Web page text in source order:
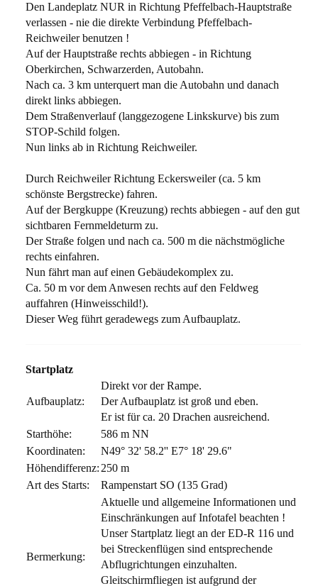
Den Landeplatz NUR in Richtung Pfeffelbach-Hauptstraße
verlassen - nie die direkte Verbindung Pfeffelbach-
Reichweiler benutzen !
Auf der Hauptstraße rechts abbiegen - in Richtung
Oberkirchen, Schwarzerden, Autobahn.
Nach ca. 3 km unterquert man die Autobahn und danach
direkt links abbiegen.
Dem Straßenverlauf (langgezogene Linkskurve) bis zum
STOP-Schild folgen.
Nun links ab in Richtung Reichweiler.
Durch Reichweiler Richtung Eckersweiler (ca. 5 km
schönste Bergstrecke) fahren.
Auf der Bergkuppe (Kreuzung) rechts abbiegen - auf den gut
sichtbaren Fernmeldeturm zu.
Der Straße folgen und nach ca. 500 m die nächstmögliche
rechts einfahren.
Nun fährt man auf einen Gebäudekomplex zu.
Ca. 50 m vor dem Anwesen rechts auf den Feldweg
auffahren (Hinweisschild!).
Dieser Weg führt geradewegs zum Aufbauplatz.
Startplatz
Aufbauplatz:
Direkt vor der Rampe.
Der Aufbauplatz ist groß und eben.
Er ist für ca. 20 Drachen ausreichend.
Starthöhe:
586 m NN
Koordinaten:
N49° 32' 58.2'' E7° 18' 29.6"
Höhendifferenz: 250 m
Art des Starts:
Rampenstart SO (135 Grad)
Bermerkung:
Aktuelle und allgemeine Informationen und
Einschränkungen auf Infotafel beachten !
Unser Startplatz liegt an der ED-R 116 und
bei Streckenflügen sind entsprechende
Abflugrichtungen einzuhalten.
Gleitschirmfliegen ist aufgrund der